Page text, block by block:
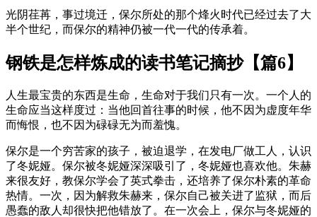
光阴荏苒，事过境迁，保尔所处的那个烽火时代已经过去了大
半个世纪，而保尔的精神仍被一代一代的传承着。
钢铁是怎样炼成的读书笔记摘抄【篇6】
人生最宝贵的东西是生命，生命对于我们只有一次。一个人的
生命应当这样度过：当他回首往事的时候，他不因为虚度年华
而悔恨，也不因为碌碌无为而羞愧。
保尔是一个穷苦家的孩子，被迫退学，在发电厂做工人，认识
了冬妮娅。保尔被冬妮娅深深吸引了，冬妮娅也喜欢他。朱赫
来很友好，教保尔学会了英式拳击，还培养了保尔朴素的革命
热情。一次，因为解救朱赫来，保尔自己被关进了监狱，而后
愚蠢的敌人却很快把他错放了。在一次会上，保尔与冬妮娅的